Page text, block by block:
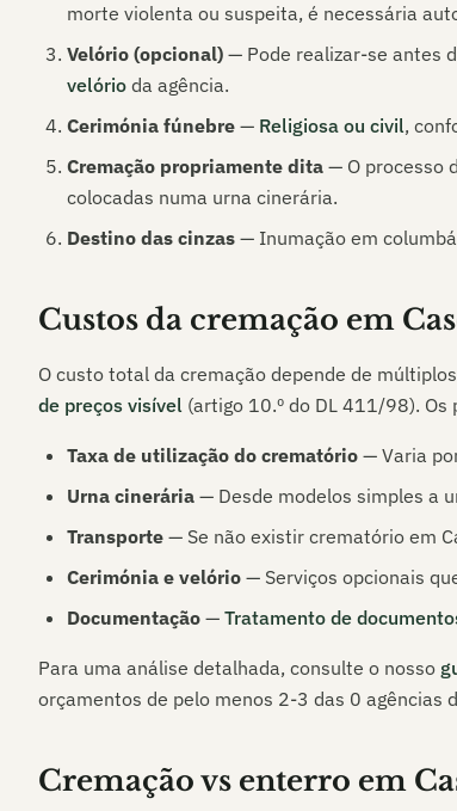
morte violenta ou suspeita, é necessária
Velório (opcional) — Pode realizar-se antes
velório da agência.
Cerimónia fúnebre — Religiosa ou civil,
Cremação propriamente dita — O processo
colocadas numa urna cinerária.
Destino das cinzas — Inumação em
Custos da cremação em
O custo total da cremação depende de
de preços visível (artigo 10.º do DL 411/98).
Taxa de utilização do crematório — Varia
Urna cinerária — Desde modelos simples a
Transporte — Se não existir crematório em
Cerimónia e velório — Serviços opcionais
Documentação — Tratamento de
Para uma análise detalhada, consulte o nosso
orçamentos de pelo menos 2-3 das 0 agências
Cremação vs enterro em